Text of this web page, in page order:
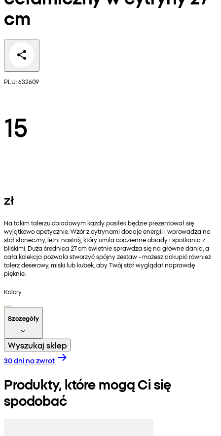
cm
PLU: 632609
15
zł
Na takim talerzu obiadowym każdy posiłek będzie prezentował się
wyjątkowo apetycznie. Wzór z cytrynami dodaje energii i wprowadza na
stół słoneczny, letni nastrój, który umila codzienne obiady i spotkania z
bliskimi. Duża średnica 27 cm świetnie sprawdza się na główne dania, a
cała kolekcja pozwala stworzyć spójny zestaw - możesz dokupić również
talerz deserowy, miski lub kubek, aby Twój stół wyglądał naprawdę
pięknie.
Kolory
Szczegóły
Wyszukaj sklep
30 dni na zwrot
Produkty, które mogą Ci się
spodobać